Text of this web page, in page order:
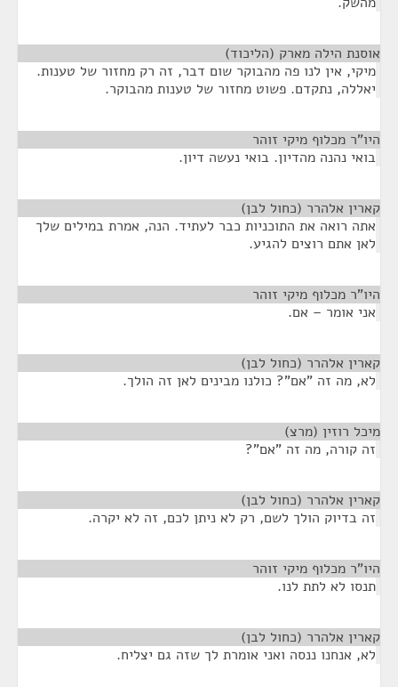
אוסנת הילה מארק (הליכוד)
מיקי, אין לנו פה מהבוקר שום דבר, זה רק מחזור של טענות.
יאללה, נתקדם. פשוט מחזור של טענות מהבוקר.
היו"ר מכלוף מיקי זוהר
בואי נהנה מהדיון. בואי נעשה דיון.
קארין אלהרר (כחול לבן)
אתה רואה את התוכניות כבר לעתיד. הנה, אמרת במילים שלך
לאן אתם רוצים להגיע.
היו"ר מכלוף מיקי זוהר
אני אומר – אם.
קארין אלהרר (כחול לבן)
לא, מה זה "אם"? כולנו מבינים לאן זה הולך.
מיכל רוזין (מרצ)
זה קורה, מה זה "אם"?
קארין אלהרר (כחול לבן)
זה בדיוק הולך לשם, רק לא ניתן לכם, זה לא יקרה.
היו"ר מכלוף מיקי זוהר
תנסו לא לתת לנו.
קארין אלהרר (כחול לבן)
לא, אנחנו ננסה ואני אומרת לך שזה גם יצליח.